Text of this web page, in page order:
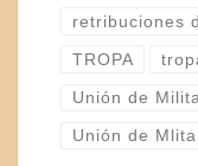
retribuciones
TROPA
Unión de
Unión de